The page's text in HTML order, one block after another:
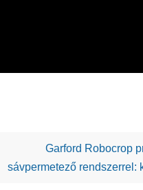
Garford Robocrop
sávpermetező rendszerrel: